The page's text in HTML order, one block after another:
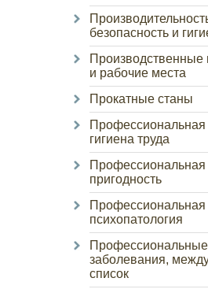
безопасность и
и рабочие места
Прокатные станы
Профессиональная
гигиена труда
Профессиональная
пригодность
Профессиональная
психопатология
Профессиональные
заболевания,
список